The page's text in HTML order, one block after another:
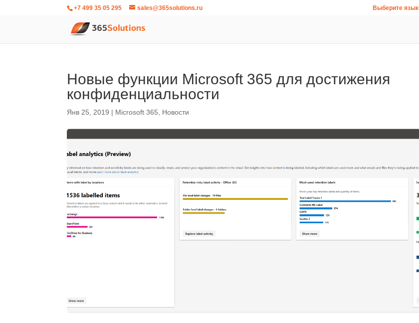
+7 499 35 05 295 sales@365solutions.ru Выберите язык
Новые функции Microsoft 365 для достижения
конфиденциальности
Янв 25, 2019 | Microsoft 365 Новости